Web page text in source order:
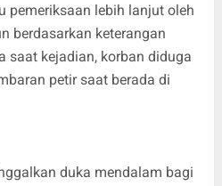
pemeriksaan lebih lanjut oleh
berdasarkan keterangan
saat kejadian, korban diduga
petir saat berada di
duka mendalam bagi